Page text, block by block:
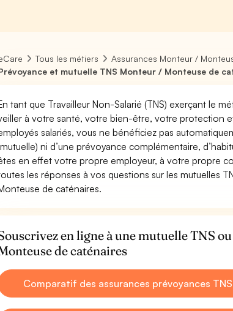
Tous les métiers
Assurances Monteur /
et mutuelle TNS Monteur / Monteuse de
tant que Travailleur Non-Salarié (TNS) exerçant le
à votre santé, votre bien-être, votre protection
salariés, vous ne bénéficiez pas
ni d’une prévoyance complémentaire,
en effet votre propre employeur, à votre propre
les réponses à vos questions sur les mutuelles
de caténaires.
en ligne à une mutuelle TNS
de caténaires
Comparatif des assurances prévoyances